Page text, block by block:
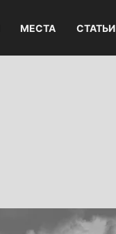
МЕСТА СТАТЬИ